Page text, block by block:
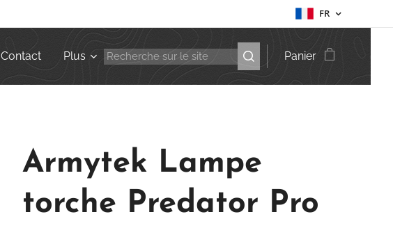
FR
Contact Plus Panier
Armytek Lampe
torche Predator Pro